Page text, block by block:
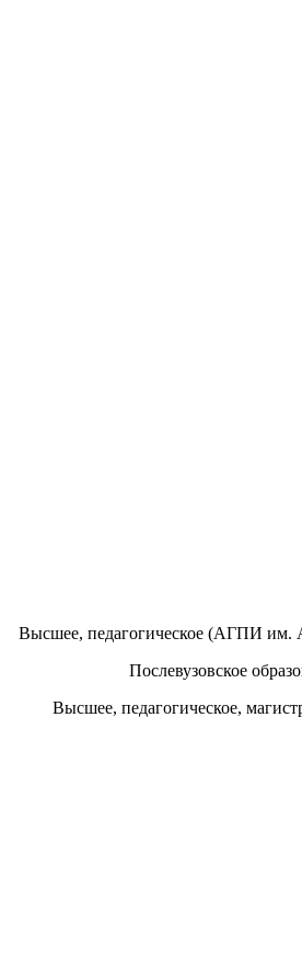
Высшее, педагогическое (АГПИ им.
Послевузовское
Высшее, педагогическое,